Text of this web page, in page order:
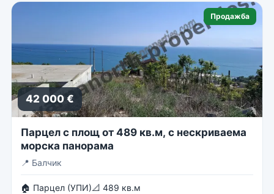
Продажба
42 000 €
Парцел с площ от 489 кв.м, с нескриваема
морска панорама
📍 Балчик
🏠 Парцел (УПИ)📐 489 кв.м